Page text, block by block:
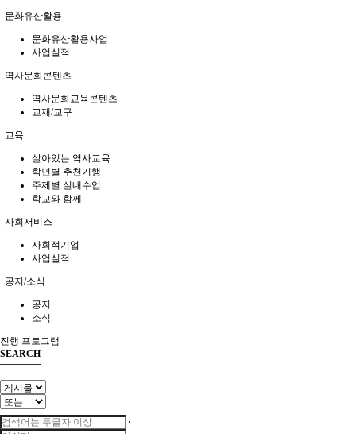
문화유산활용
문화유산활용사업
사업실적
역사문화콘텐츠
역사문화교육콘텐츠
교재/교구
교육
살아있는 역사교육
학년별 추천기행
주제별 실내수업
학교와 함께
사회서비스
사회적기업
사업실적
공지/소식
공지
소식
진행 프로그램
SEARCH